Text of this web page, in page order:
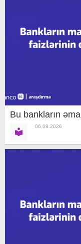
Bu bankların
06.08.2026